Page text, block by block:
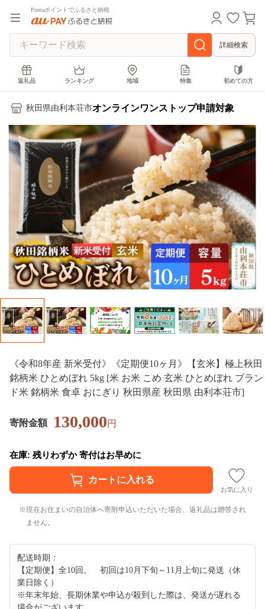
Pontaポイントでふるさと納税
詳細検索
返礼品 ランキング 地域 特集 初めての方
秋田県由利本荘市オンラインワンストップ申請対象
《令和8年産 新米受付》《定期便10ヶ月》【玄米】極上秋田
銘柄米 ひとめぼれ 5kg [米 お米 こめ 玄米 ひとめぼれ ブラン
ド米 銘柄米 食卓 おにぎり 秋田県産 秋田県 由利本荘市]
寄附金額 130,000円
在庫: 残りわずか 寄付はお早めに
お気に入り
現在お住まいの自治体へ寄附申込いただいた場合、返礼品は贈答され
ません。
配送時期：
【定期便】全10回。 初回は10月下旬～11月上旬に発送（休
業日除く）
※年末年始、長期休業や申込が殺到した際は、発送が遅れる